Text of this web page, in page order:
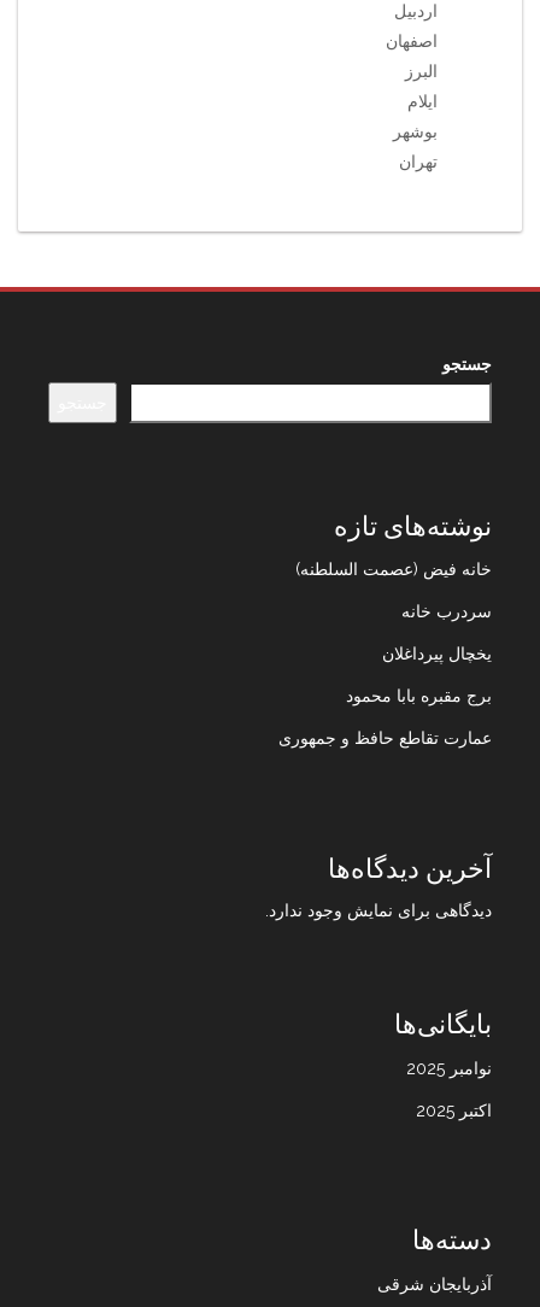
اردبیل
اصفهان
البرز
ایلام
بوشهر
تهران
جستجو
نوشته‌های تازه
خانه فیض (عصمت السلطنه)
سردرب خانه
یخچال پیرداغلان
برج مقبره بابا محمود
عمارت تقاطع حافظ و جمهوری
آخرین دیدگاه‌ها
دیدگاهی برای نمایش وجود ندارد.
بایگانی‌ها
نوامبر 2025
اکتبر 2025
دسته‌ها
آذربایجان شرقی